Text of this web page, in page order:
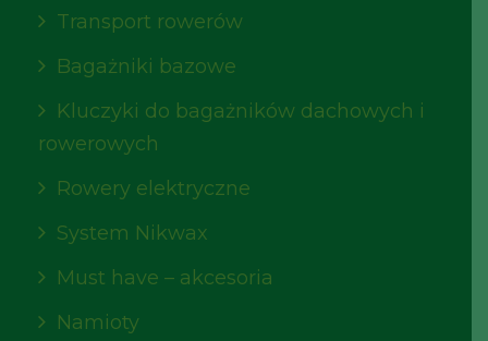
Transport rowerów
Bagażniki bazowe
Kluczyki do bagażników dachowych i
rowerowych
Rowery elektryczne
System Nikwax
Must have – akcesoria
Namioty